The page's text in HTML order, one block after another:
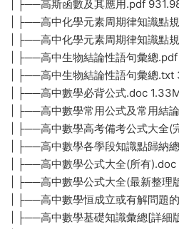
| ├──高斯函數及其應用.pdf
| ├──高中化學元素周期律知識點
| ├──高中化學元素周期律知識點
| ├──高中生物結論性語句彙總
| ├──高中生物結論性語句彙總
| ├──高中數學必背公式.doc
| ├──高中數學常用公式及常用結
| ├──高中數學高考備考公式大全(
| ├──高中數學各學段知識點歸納
| ├──高中數學公式大全(所有
| ├──高中數學公式大全(最新整理
| ├──高中數學恒成立或有解問題
| ├──高中數學基礎知識彙總[詳細